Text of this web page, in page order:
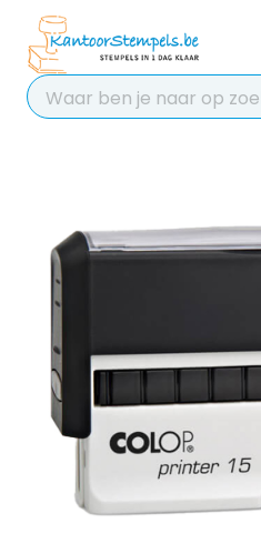
Chat 24/7
voor hulp
Contact